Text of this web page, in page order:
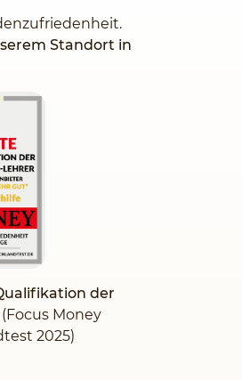
Standort in
der
(Focus Money
2025)